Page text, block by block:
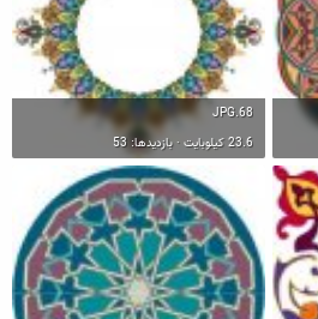
68.JPG
23.6 کیلوبایت · بازدیدها: 53